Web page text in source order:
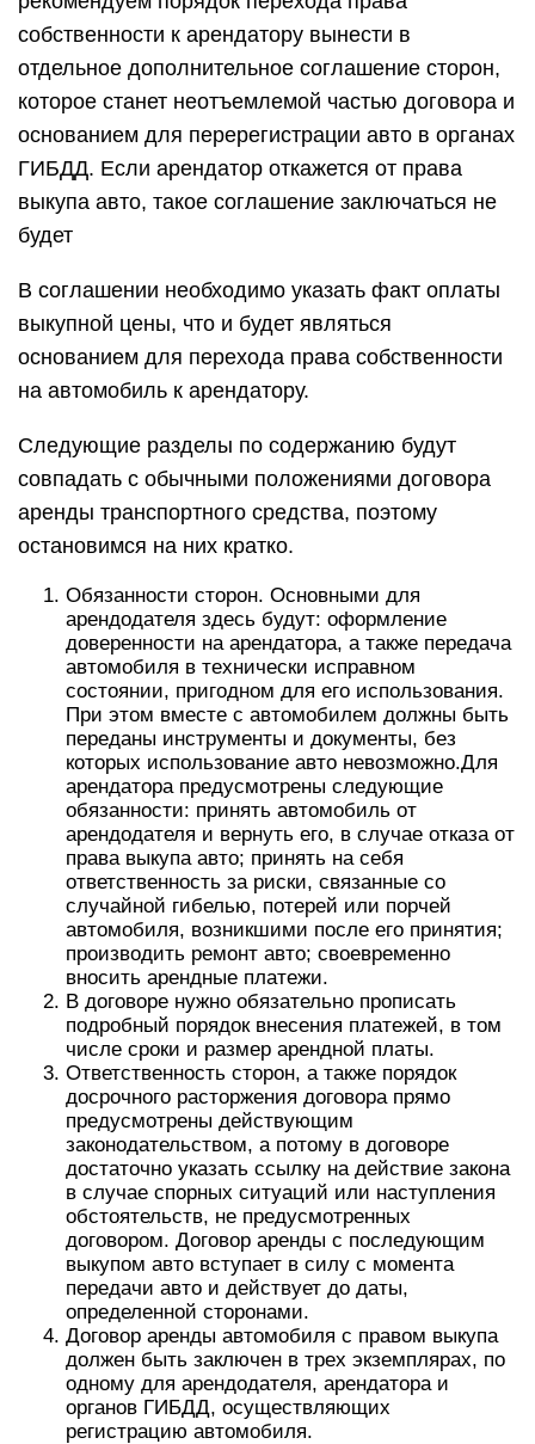
собственности к арендатору вынести в
отдельное дополнительное соглашение сторон,
которое станет неотъемлемой частью договора и
основанием для перерегистрации авто в органах
ГИБДД. Если арендатор откажется от права
выкупа авто, такое соглашение заключаться не
будет
В соглашении необходимо указать факт оплаты
выкупной цены, что и будет являться
основанием для перехода права собственности
на автомобиль к арендатору.
Следующие разделы по содержанию будут
совпадать с обычными положениями договора
аренды транспортного средства, поэтому
остановимся на них кратко.
Обязанности сторон. Основными для
арендодателя здесь будут: оформление
доверенности на арендатора, а также передача
автомобиля в технически исправном
состоянии, пригодном для его использования.
При этом вместе с автомобилем должны быть
переданы инструменты и документы, без
которых использование авто невозможно.Для
арендатора предусмотрены следующие
обязанности: принять автомобиль от
арендодателя и вернуть его, в случае отказа от
права выкупа авто; принять на себя
ответственность за риски, связанные со
случайной гибелью, потерей или порчей
автомобиля, возникшими после его принятия;
производить ремонт авто; своевременно
вносить арендные платежи.
В договоре нужно обязательно прописать
подробный порядок внесения платежей, в том
числе сроки и размер арендной платы.
Ответственность сторон, а также порядок
досрочного расторжения договора прямо
предусмотрены действующим
законодательством, а потому в договоре
достаточно указать ссылку на действие закона
в случае спорных ситуаций или наступления
обстоятельств, не предусмотренных
договором. Договор аренды с последующим
выкупом авто вступает в силу с момента
передачи авто и действует до даты,
определенной сторонами.
Договор аренды автомобиля с правом выкупа
должен быть заключен в трех экземплярах, по
одному для арендодателя, арендатора и
органов ГИБДД, осуществляющих
регистрацию автомобиля.